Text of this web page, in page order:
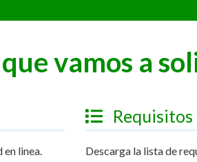
vamos a
linea.
Requisitos
Descarga la lista de